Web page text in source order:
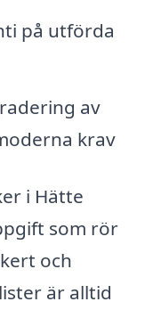
på utförda
av
krav
i Hätte
som rör
och
är alltid